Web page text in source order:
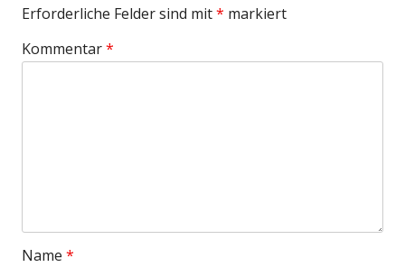
Erforderliche Felder sind mit* markiert
Kommentar*
Name *